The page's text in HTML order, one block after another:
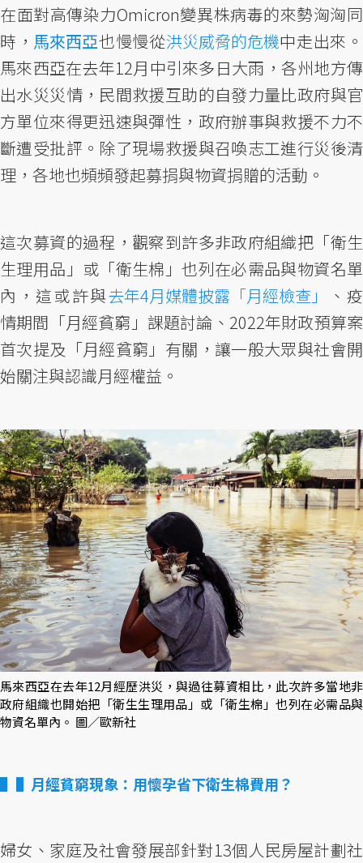
在面對高傳染力Omicron變異株病毒的來勢洶洶同
時， 馬來西亞也慢慢從洪災威脅的危機中走出來。
馬來西亞在去年12月中引來多日大雨，各州地方傳
出水災災情，民間救援互助的自發力量比政府與官
方單位來得更迅速與彈性，政府辦事與救援不力不
斷遭受批評。除了現場救援與召喚志工進行災後清
理，各地也頻頻發起募捐與物資捐贈的活動。
這次募資的過程，觀察到許多非政府組織把「衛生
生理用品」或「衛生棉」也列在必需品與物資名單
內，這或許與去年4月媒體披露「月經檢查」
、疫
情期間「月經貧窮」課題討論、2022年財政預算案
首次提及「月經貧窮」有關，讓一般大眾與社會開
始關注與認識月經權益。
馬來西亞在去年12月經歷洪災，與過往募資相比，此次許多當地非
政府組織也開始把「衛生生理用品」或「衛生棉」也列在必需品與
物資名單內。 圖／歐新社
▌月經貧窮現象：用懷孕省下衛生棉費用？
婦女、家庭及社會發展部針對13個人民房屋計劃社